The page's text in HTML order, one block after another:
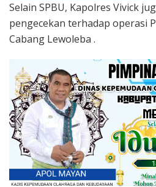
Selain SPBU, Kapolres Vivick
pengecekan terhadap operasi
Cabang Lewoleba .